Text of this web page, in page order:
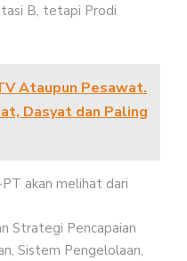
B, tetapi Prodi
Ataupun Pesawat.
Dasyat dan Paling
akan melihat dari
Strategi Pencapaian
Sistem Pengelolaan,